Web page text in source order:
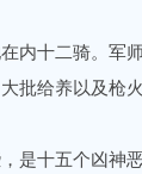
十二骑。军
批给养以及枪
十五个凶神